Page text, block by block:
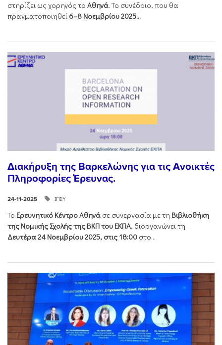
στηρίζει ως χορηγός το Αθηνά. Το συνέδριο, που θα
πραγματοποιηθεί 6–8 Νοεμβρίου 2025...
Διακήρυξη της Βαρκελώνης για τις Ανοικτές
Πληροφορίες Έρευνας.
24-11-2025 ΙΠΣΥ
Το Ερευνητικό Κέντρο Αθηνά σε συνεργασία με τη Βιβλιοθήκη
της Νομικής Σχολής της ΒΚΠ του ΕΚΠΑ, διοργανώνει τη
Δευτέρα 24 Νοεμβρίου 2025, στις 18:00 στο...